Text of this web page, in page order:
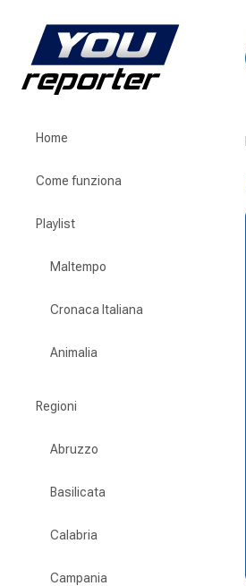
Home
Come funziona
Playlist
Maltempo
Cronaca Italiana
Animalia
Regioni
Abruzzo
Basilicata
Calabria
Campania